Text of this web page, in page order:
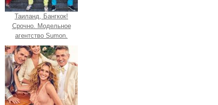
Таиланд, Бангкок!
Срочно. Модельное
агентство Sumon.